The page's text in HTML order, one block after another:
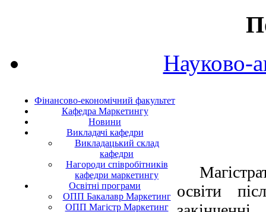
Науково-
Фінансово-економічний факультет
Кафедра Маркетингу
Новини
Викладачі кафедри
Викладацький склад
кафедри
Нагороди співробітників
кафедри маркетингу
Освітні програми
ОПП Бакалавр Маркетинг
ОПП Магістр Маркетинг
освіти